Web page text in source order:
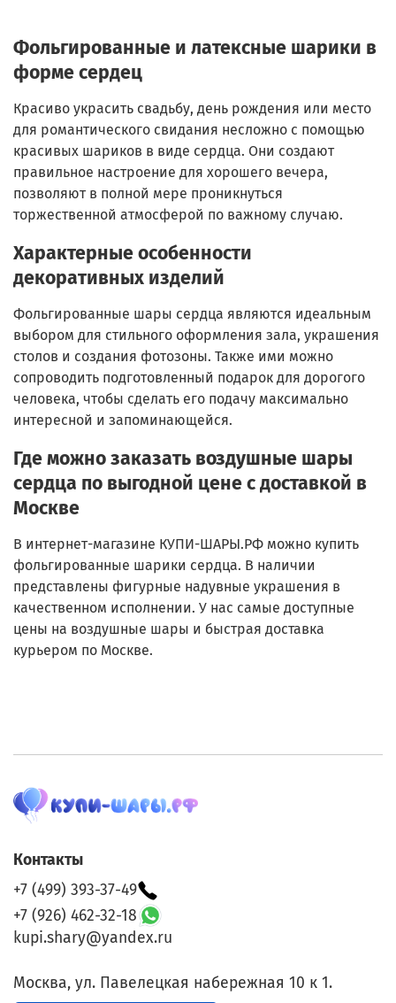
Фольгированные и латексные шарики в
форме сердец
Красиво украсить свадьбу, день рождения или место
для романтического свидания несложно с помощью
красивых шариков в виде сердца. Они создают
правильное настроение для хорошего вечера,
позволяют в полной мере проникнуться
торжественной атмосферой по важному случаю.
Характерные особенности
декоративных изделий
Фольгированные шары сердца являются идеальным
выбором для стильного оформления зала, украшения
столов и создания фотозоны. Также ими можно
сопроводить подготовленный подарок для дорогого
человека, чтобы сделать его подачу максимально
интересной и запоминающейся.
Где можно заказать воздушные шары
сердца по выгодной цене с доставкой в
Москве
В интернет-магазине КУПИ-ШАРЫ.РФ можно купить
фольгированные шарики сердца. В наличии
представлены фигурные надувные украшения в
качественном исполнении. У нас самые доступные
цены на воздушные шары и быстрая доставка
курьером по Москве.
Контакты
+7 (499) 393-37-49
+7 (926) 462-32-18
kupi.shary@yandex.ru
Москва, ул. Павелецкая набережная 10 к 1.